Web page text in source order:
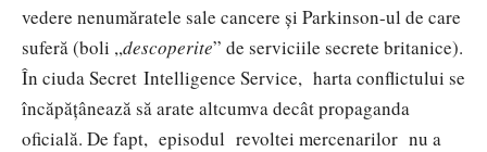
vedere nenumăratele sale cancere și Parkinson-ul de care
suferă (boli ,,descoperite” de serviciile secrete britanice).
În ciuda Secret Intelligence Service, harta conflictului se
încăpățânează să arate altcumva decât propaganda
oficială. De fapt, episodul revoltei mercenarilor nu a